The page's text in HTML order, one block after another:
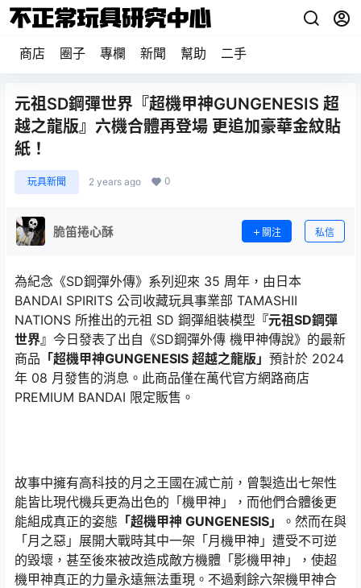
商店 圈子 專欄 新聞 幫助 二手
元祖SD鋼彈世界『超機甲神GUNGENESIS 超
越之龍版』六機合體再登場 更追加豪華金紋貼
紙！
玩具新聞 2 years ago 0
脆笛捲心酥 關注 私信
為紀念《SD鋼彈外傳》系列迎來 35 周年，由日本
BANDAI SPIRITS 公司收藏玩具事業部 TAMASHII
NATIONS 所推出的元祖 SD 鋼彈組裝模型 『元祖SD鋼彈
世界』 今日發表了出自《SD鋼彈外傳 機甲神傳說》的最新
商品 「超機甲神GUNGENESIS 超越之龍版」 預計於 2024
年 08 月發售的消息。此商品僅在萬代官方網路商店
PREMIUM BANDAI 限定販售。
故事中擁有高科技的月之王國在滅亡前，曾製造出七架性
能皆比現代機兵更為出色的「機甲神」，而他們合體後更
能組成真正的姿態 「超機甲神 GUNGENESIS」
。然而在與
「月之惡」展開大戰時其中一架「月機甲神」遭受不可逆
的毀壞，甚至後來被改造成敵方機體「影機甲神」，使超
機甲神真正的力量永遠無法重現。不過剩餘六架機甲神合